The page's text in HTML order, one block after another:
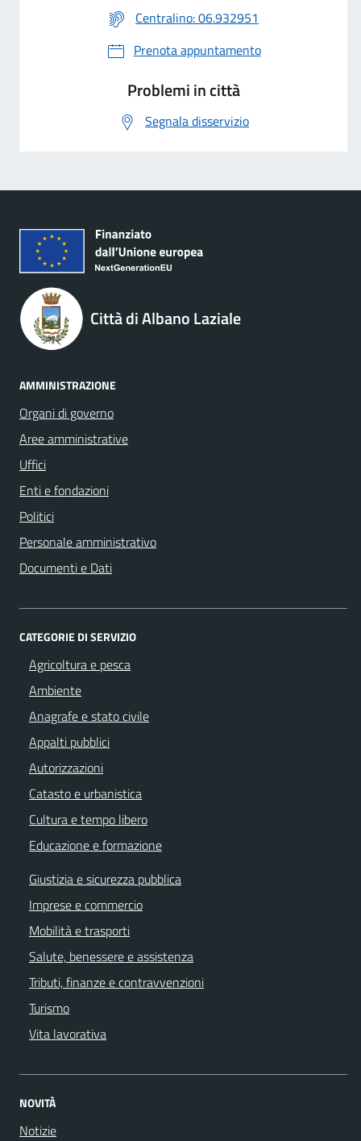
Centralino: 06.932951
Prenota appuntamento
Problemi in città
Segnala disservizio
Città di Albano Laziale
AMMINISTRAZIONE
Organi di governo
Aree amministrative
Uffici
Enti e fondazioni
Politici
Personale amministrativo
Documenti e Dati
CATEGORIE DI SERVIZIO
Agricoltura e pesca
Ambiente
Anagrafe e stato civile
Appalti pubblici
Autorizzazioni
Catasto e urbanistica
Cultura e tempo libero
Educazione e formazione
Giustizia e sicurezza pubblica
Imprese e commercio
Mobilità e trasporti
Salute, benessere e assistenza
Tributi, finanze e contravvenzioni
Turismo
Vita lavorativa
NOVITÀ
Notizie